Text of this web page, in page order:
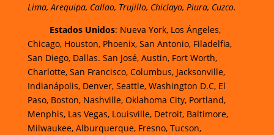
Lima, Arequipa, Callao, Trujillo, Chiclayo, Piura, Cuzco.
Estados Unidos: Nueva York, Los Ángeles,
Chicago, Houston, Phoenix, San Antonio, Filadelfia,
San Diego, Dallas. San José, Austin, Fort Worth,
Charlotte, San Francisco, Columbus, Jacksonville,
Indianápolis, Denver, Seattle, Washington D.C, El
Paso, Boston, Nashville, Oklahoma City, Portland,
Menphis, Las Vegas, Louisville, Detroit, Baltimore,
Milwaukee, Alburquerque, Fresno, Tucson,